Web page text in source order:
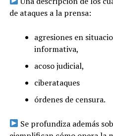
de ataques a la prensa:
agresiones en
informativa,
acoso judicial,
ciberataques
órdenes de censura.
Se profundiza además